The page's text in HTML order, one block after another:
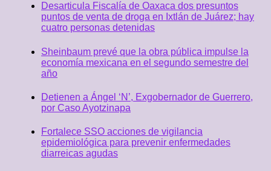
Desarticula Fiscalía de Oaxaca dos presuntos
puntos de venta de droga en Ixtlán de Juárez; hay
cuatro personas detenidas
Sheinbaum prevé que la obra pública impulse la
economía mexicana en el segundo semestre del
año
Detienen a Ángel ‘N’, Exgobernador de Guerrero,
por Caso Ayotzinapa
Fortalece SSO acciones de vigilancia
epidemiológica para prevenir enfermedades
diarreicas agudas